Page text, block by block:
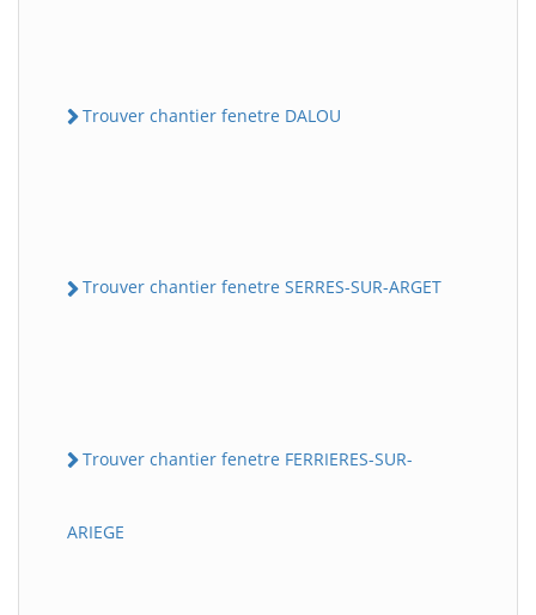
Trouver chantier fenetre DALOU
Trouver chantier fenetre SERRES-SUR-ARGET
Trouver chantier fenetre FERRIERES-SUR-
ARIEGE